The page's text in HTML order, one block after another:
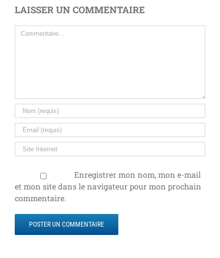
LAISSER UN COMMENTAIRE
Commentaire
Enregistrer mon nom, mon e-mail
et mon site dans le navigateur pour mon prochain
commentaire.